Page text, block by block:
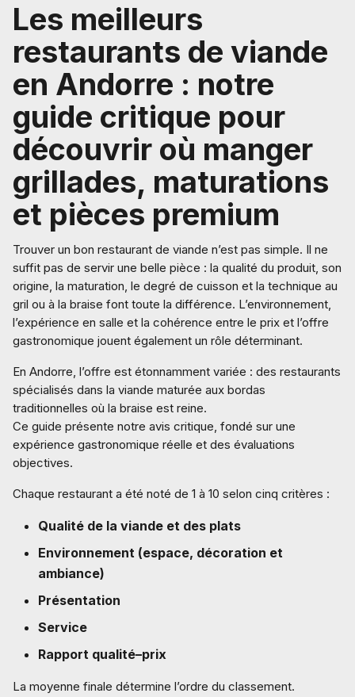
Les meilleurs
restaurants de viande
en Andorre : notre
guide critique pour
découvrir où manger
grillades, maturations
et pièces premium
Trouver un bon restaurant de viande n’est pas simple. Il ne
suffit pas de servir une belle pièce : la qualité du produit, son
origine, la maturation, le degré de cuisson et la technique au
gril ou à la braise font toute la différence. L’environnement,
l’expérience en salle et la cohérence entre le prix et l’offre
gastronomique jouent également un rôle déterminant.
En Andorre, l’offre est étonnamment variée : des restaurants
spécialisés dans la viande maturée aux bordas
traditionnelles où la braise est reine.
Ce guide présente notre avis critique, fondé sur une
expérience gastronomique réelle et des évaluations
objectives.
Chaque restaurant a été noté de 1 à 10 selon cinq critères :
Qualité de la viande et des plats
Environnement (espace, décoration et
ambiance)
Présentation
Service
Rapport qualité–prix
La moyenne finale détermine l’ordre du classement.